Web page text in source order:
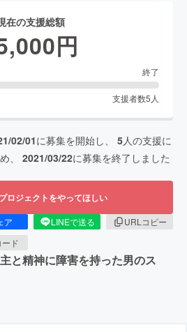
在の支援総額
円
終了
支援者数5 人
02/01に募集を開始し、 5人の支援に
、 2021/03/22に募集を終了しました
ロジェクトをやってほしい
ア LINEで送る
URLコピー
ド
と精神に障害を持った男のス